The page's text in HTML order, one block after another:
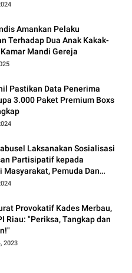
Amankan Pelaku
Mandi Gereja
Pastikan Data Penerima
3.000 Paket Premium Boxs
Laksanakan Sosialisasi
Partisipatif kepada
Masyarakat, Pemuda Dan
pilkada Serentak 2024
Provokatif Kades Merbau,
Riau: "Periksa, Tangkap dan
2023